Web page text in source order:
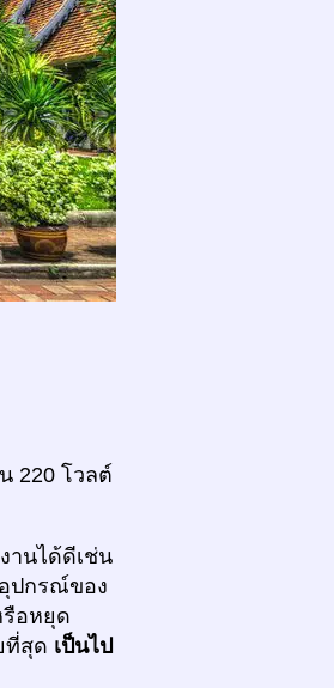
220 โวลต์
านได้ดีเช่น
ปกรณ์ของ
อหยุด
ที่สุด เป็นไป